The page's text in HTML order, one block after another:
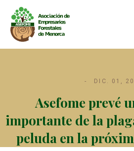
DIC. 01,
Asefome prevé
importante de la
peluda en la